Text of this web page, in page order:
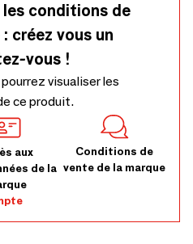
conditions de
créez vous un
vous !
visualiser les
ce produit.
aux
de la
Conditions de
vente de la marque